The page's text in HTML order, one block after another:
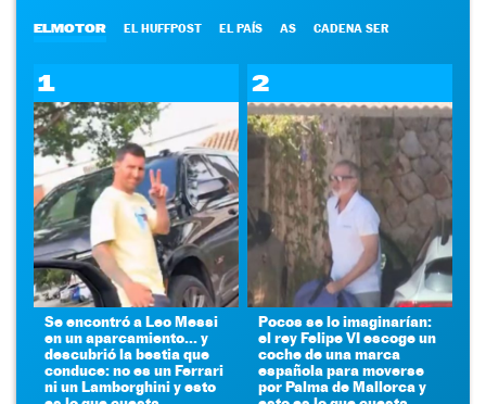
ELMOTOR EL HUFFPOST EL PAÍS AS CADENA SER
1
Se encontró a Leo Messi
en un aparcamiento... y
descubrió la bestia que
conduce: no es un Ferrari
ni un Lamborghini y esto
2
Pocos se lo imaginarían:
el rey Felipe VI escoge un
coche de una marca
española para moverse
por Palma de Mallorca y